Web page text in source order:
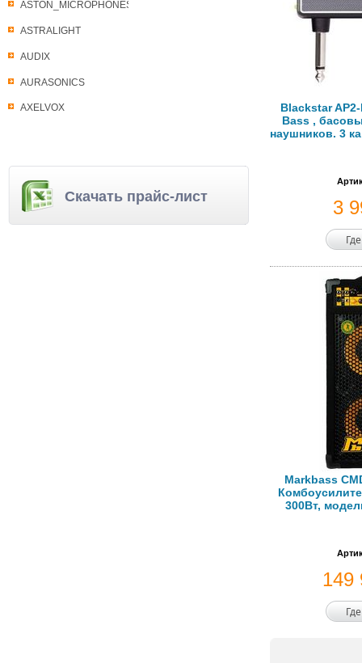
ASTON_MICROPHONES
ASTRALIGHT
AUDIX
AURASONICS
AXELVOX
Скачать прайс-лист
Blackstar
Bass ,
наушников. 3
3
Markbass
300Вт,
149